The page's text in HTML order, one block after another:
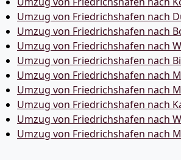
Umzug von Friedrichshafen nach
Umzug von Friedrichshafen nach
Umzug von Friedrichshafen nach
Umzug von Friedrichshafen nach
Umzug von Friedrichshafen nach
Umzug von Friedrichshafen nach
Umzug von Friedrichshafen nach
Umzug von Friedrichshafen nach
Umzug von Friedrichshafen nach